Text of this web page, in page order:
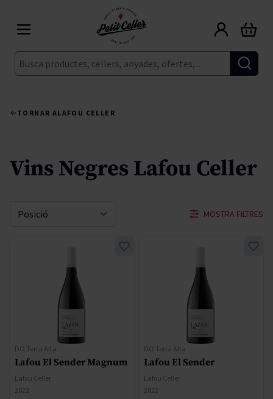
Cerca
Cart
TORNAR ALAFOU CELLER
Vins Negres Lafou Celler
MOSTRA FILTRES
Sort By
DO Terra Alta
Lafou El Sender Magnum
Lafou Celler
2022
DO Terra Alta
Lafou El Sender
Lafou Celler
2022